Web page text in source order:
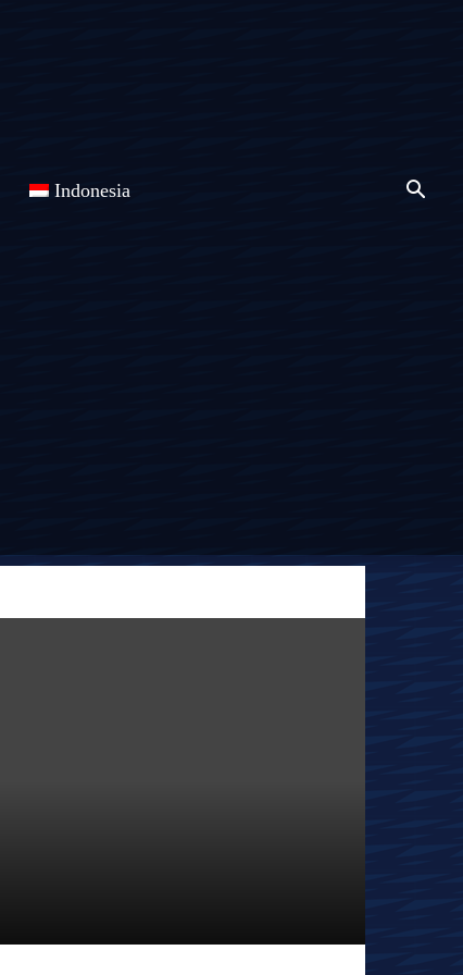
Indonesia